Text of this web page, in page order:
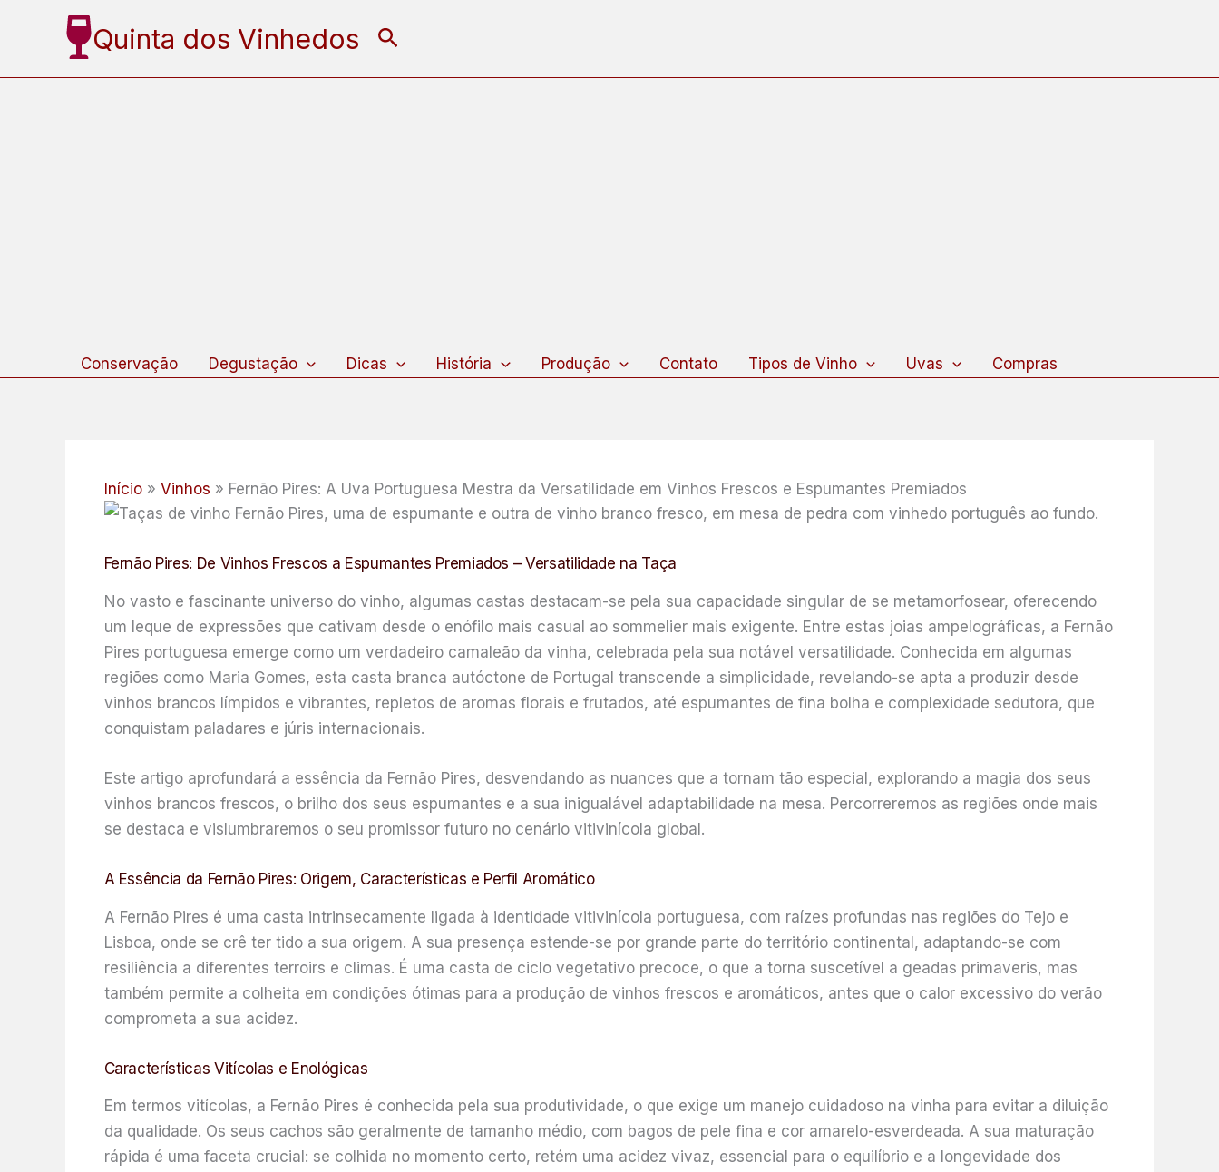
Quinta dos Vinhedos Pesquisar
Conservação Degustação Dicas História Produção Contato Tipos de Vinho Uvas Compras
Início Vinhos Fernão Pires: A Uva Portuguesa Mestra da Versatilidade em Vinhos Frescos e Espumantes Premiados
Fernão Pires: De Vinhos Frescos a Espumantes Premiados – Versatilidade na Taça
No vasto e fascinante universo do vinho, algumas castas destacam-se pela sua capacidade singular de se metamorfosear, oferecendo
um leque de expressões que cativam desde o enófilo mais casual ao sommelier mais exigente. Entre estas joias ampelográficas, a Fernão
Pires portuguesa emerge como um verdadeiro camaleão da vinha, celebrada pela sua notável versatilidade. Conhecida em algumas
regiões como Maria Gomes, esta casta branca autóctone de Portugal transcende a simplicidade, revelando-se apta a produzir desde
vinhos brancos límpidos e vibrantes, repletos de aromas florais e frutados, até espumantes de fina bolha e complexidade sedutora, que
conquistam paladares e júris internacionais.
Este artigo aprofundará a essência da Fernão Pires, desvendando as nuances que a tornam tão especial, explorando a magia dos seus
vinhos brancos frescos, o brilho dos seus espumantes e a sua inigualável adaptabilidade na mesa. Percorreremos as regiões onde mais
se destaca e vislumbraremos o seu promissor futuro no cenário vitivinícola global.
A Essência da Fernão Pires: Origem, Características e Perfil Aromático
A Fernão Pires é uma casta intrinsecamente ligada à identidade vitivinícola portuguesa, com raízes profundas nas regiões do Tejo e
Lisboa, onde se crê ter tido a sua origem. A sua presença estende-se por grande parte do território continental, adaptando-se com
resiliência a diferentes terroirs e climas. É uma casta de ciclo vegetativo precoce, o que a torna suscetível a geadas primaveris, mas
também permite a colheita em condições ótimas para a produção de vinhos frescos e aromáticos, antes que o calor excessivo do verão
comprometa a sua acidez.
Características Vitícolas e Enológicas
Em termos vitícolas, a Fernão Pires é conhecida pela sua produtividade, o que exige um manejo cuidadoso na vinha para evitar a diluição
da qualidade. Os seus cachos são geralmente de tamanho médio, com bagos de pele fina e cor amarelo-esverdeada. A sua maturação
rápida é uma faceta crucial: se colhida no momento certo, retém uma acidez vivaz, essencial para o equilíbrio e a longevidade dos